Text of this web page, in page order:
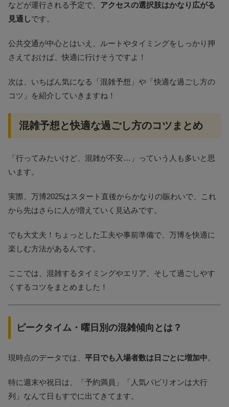
などが運行される予定で、 アクセスの選択肢はかなり広がる
見通しです。
公共交通が中心とはいえ、ルートやタイミングをしっかり押
さえておけば、快適に行けそうですよ！
次は、いちばん気になる「混雑予想」や「快適な過ごし方の
コツ」を紹介していきますね！
混雑予想と快適な過ごし方のコツまとめ
「行ってみたいけど、混雑が不安…」っていう人も多いと思
います。
実際、万博2025はスタート直後からかなりの賑わいで、これ
から先はさらに人が増えていく見込みです。
でも大丈夫！ちょっとした工夫や事前準備で、万博を快適に
楽しむ方法があるんです。
ここでは、混雑するタイミングやエリア、そして過ごしやす
くするコツをまとめました！
ピークタイム・曜日別の混雑傾向とは？
現時点のデータでは、 平日でも入場者数は日ごとに増加中。
特に週末や祝日は、「予約満員」「人気パビリオンは大行
列」なんて日もすでに出てきてます​。